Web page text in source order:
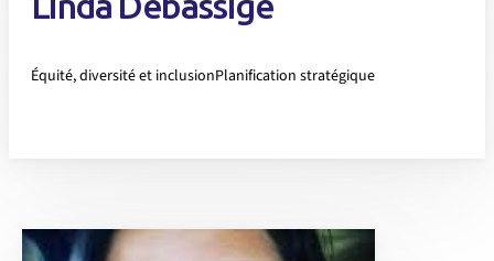
Équité, diversité et inclusionPlanification stratégique